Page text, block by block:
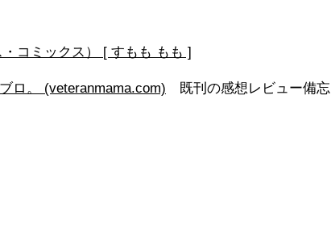
コミックス） [ すもも もも ]
ロ。 (veteranmama.com) 既刊の感想レビュー備忘